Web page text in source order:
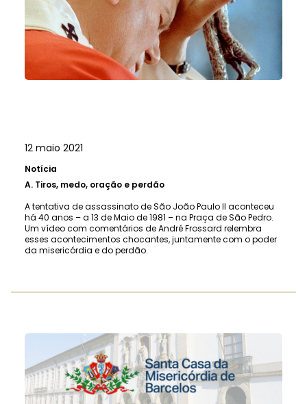
12 maio 2021
Notícia
A. Tiros, medo, oração e perdão
A tentativa de assassinato de São João Paulo II aconteceu
há 40 anos – a 13 de Maio de 1981 – na Praça de São Pedro.
Um vídeo com comentários de André Frossard relembra
esses acontecimentos chocantes, juntamente com o poder
da misericórdia e do perdão.